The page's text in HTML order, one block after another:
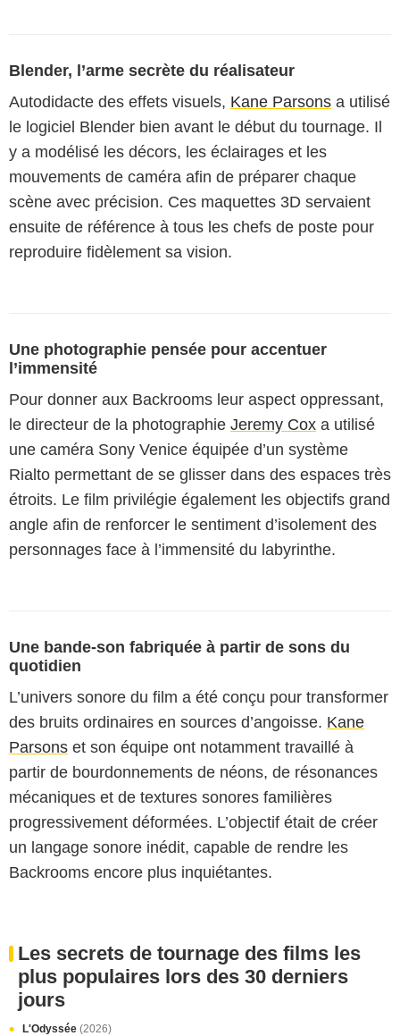
Blender, l’arme secrète du réalisateur
Autodidacte des effets visuels, Kane Parsons a utilisé
le logiciel Blender bien avant le début du tournage. Il
y a modélisé les décors, les éclairages et les
mouvements de caméra afin de préparer chaque
scène avec précision. Ces maquettes 3D servaient
ensuite de référence à tous les chefs de poste pour
reproduire fidèlement sa vision.
Une photographie pensée pour accentuer
l’immensité
Pour donner aux Backrooms leur aspect oppressant,
le directeur de la photographie Jeremy Cox a utilisé
une caméra Sony Venice équipée d’un système
Rialto permettant de se glisser dans des espaces très
étroits. Le film privilégie également les objectifs grand
angle afin de renforcer le sentiment d’isolement des
personnages face à l’immensité du labyrinthe.
Une bande-son fabriquée à partir de sons du
quotidien
L’univers sonore du film a été conçu pour transformer
des bruits ordinaires en sources d’angoisse. Kane
Parsons et son équipe ont notamment travaillé à
partir de bourdonnements de néons, de résonances
mécaniques et de textures sonores familières
progressivement déformées. L’objectif était de créer
un langage sonore inédit, capable de rendre les
Backrooms encore plus inquiétantes.
Les secrets de tournage des films les
plus populaires lors des 30 derniers
jours
L'Odyssée (2026)